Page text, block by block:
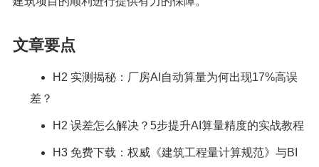
文章要点
H2 实测揭秘：厂房AI自动算量为何出现17%高误
差？
H2 误差怎么解决？5步提升AI算量精度的实战教程
H3 免费下载：权威《建筑工程量计算规范》与BI